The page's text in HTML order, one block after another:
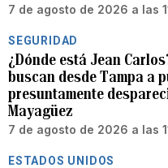
7 de agosto de 2026 a las
SEGURIDAD
¿Dónde está Jean
buscan desde Tampa a
presuntamente
Mayagüez
7 de agosto de 2026 a las
ESTADOS UNIDOS